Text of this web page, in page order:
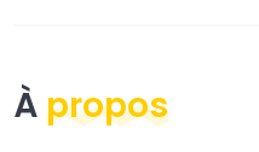
Àpropos